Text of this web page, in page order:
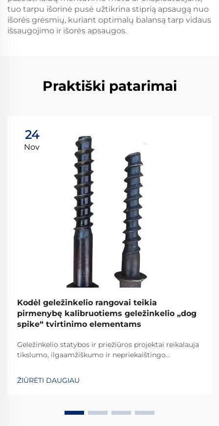
tuo tarpu išorinė pusė užtikrina stiprią apsaugą nuo
išorės grėsmių, kuriant optimalų balansą tarp vidaus
išsaugojimo ir išorės apsaugos.
Praktiški patarimai
24
Nov
Kodėl geležinkelio rangovai teikia
pirmenybę kalibruotiems geležinkelio „dog
spike“ tvirtinimo elementams
Geležinkelio statybos ir priežiūros projektai reikalauja
tikslumo, ilgaamžiškumo ir nepriekaištingo
svarbiausių elementų, tvirtinančių bėgius prie šпалų,
apdailinti geležinkelio vinys išsiskiria kaip...
ŽIŪRĖTI DAUGIAU